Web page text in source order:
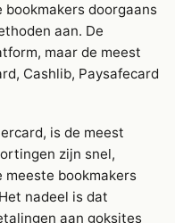
bookmakers doorgaans
aan. De
maar de meest
Cashlib, Paysafecard
is de meest
zijn snel,
bookmakers
nadeel is dat
aan goksites